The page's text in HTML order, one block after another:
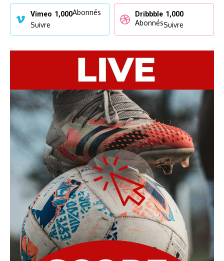
Vimeo 1,000Abonnés
Suivre
Dribbble 1,000
AbonnésSuivre